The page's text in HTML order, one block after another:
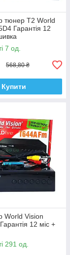
тюнер T2 World
Гарантія 12
7 од.
568,80 ₴
Купити
World Vision
12 міс +
291 од.